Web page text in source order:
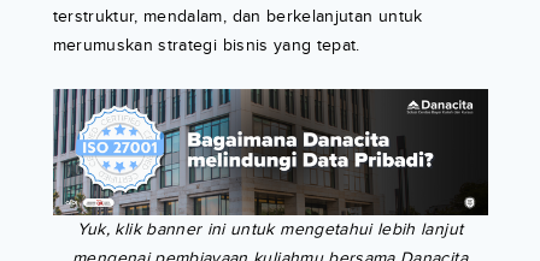
terstruktur, mendalam, dan berkelanjutan untuk
merumuskan strategi bisnis yang tepat.
Yuk, klik banner ini untuk mengetahui lebih lanjut